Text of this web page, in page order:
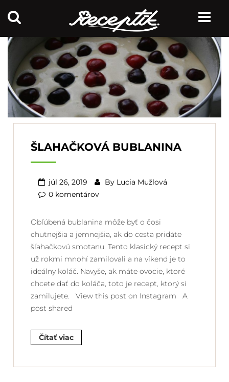
ŠLAHAČKOVÁ BUBLANINA
júl 26, 2019 By Lucia Mužlová
0 komentárov
Obľúbená bublanina môže byť o čosi
chutnejšia a jemnejšia, ak do cesta pridáte
šľahačkovú smotanu. Tento klasický recept si
už rokmi mnohí zamilovali a na víkend je to
ideálny koláč. Navyše, ak máte ovocie, ktoré
chcete dať do koláča, toto je recept, ktorý si
zamilujete. View this post on Instagram A
post shared
Čítať viac